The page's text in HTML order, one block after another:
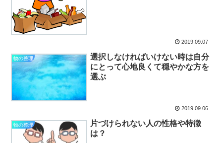
2019.09.07
物の整理
選択しなければいけない時は自分
にとって心地良くて穏やかな方を
選ぶ
2019.09.06
物の整理
片づけられない人の性格や特徴
は？